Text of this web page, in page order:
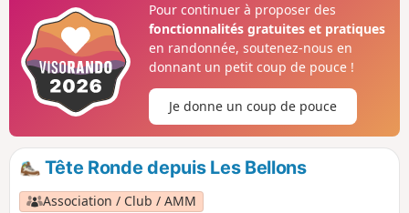
Pour continuer à proposer des
fonctionnalités gratuites et pratiques
en randonnée, soutenez-nous en
donnant un petit coup de pouce !
Je donne un coup de pouce
Tête Ronde depuis Les Bellons
Association / Club / AMM